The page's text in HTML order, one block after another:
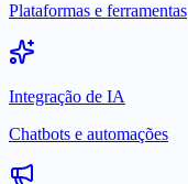
Plataformas e ferramentas
Integração de IA
Chatbots e automações